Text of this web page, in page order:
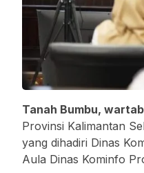
Tanah Bumbu,
Provinsi Kalimantan
yang dihadiri Dinas
Aula Dinas Kominfo